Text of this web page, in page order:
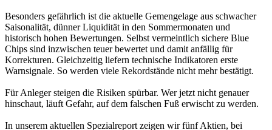
Besonders gefährlich ist die aktuelle Gemengelage aus schwacher
Saisonalität, dünner Liquidität in den Sommermonaten und
historisch hohen Bewertungen. Selbst vermeintlich sichere Blue
Chips sind inzwischen teuer bewertet und damit anfällig für
Korrekturen. Gleichzeitig liefern technische Indikatoren erste
Warnsignale. So werden viele Rekordstände nicht mehr bestätigt.
Für Anleger steigen die Risiken spürbar. Wer jetzt nicht genauer
hinschaut, läuft Gefahr, auf dem falschen Fuß erwischt zu werden.
In unserem aktuellen Spezialreport zeigen wir fünf Aktien, bei